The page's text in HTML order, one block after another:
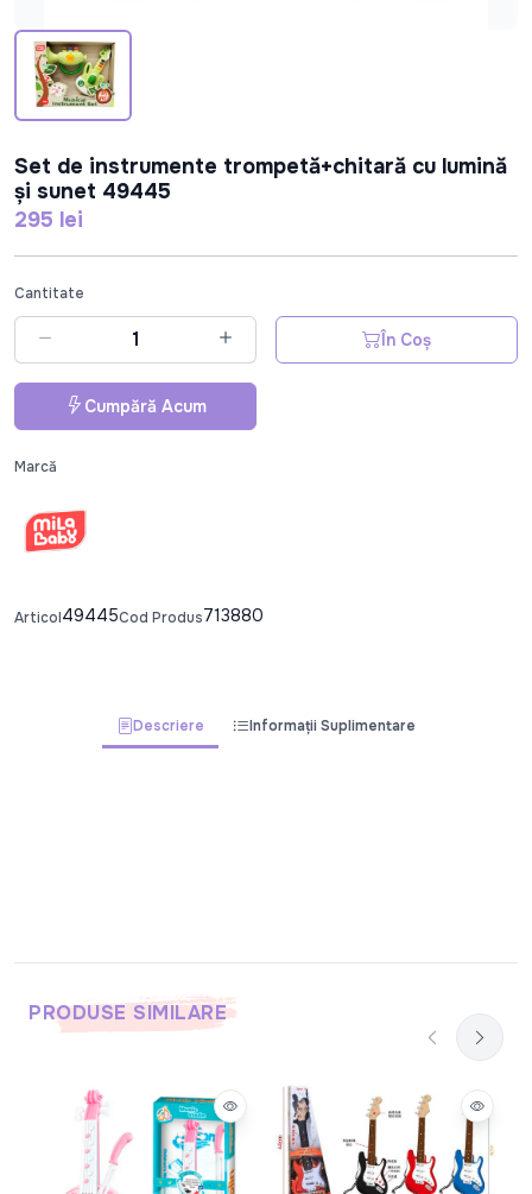
Set de instrumente trompetă+chitară cu lumină
și sunet 49445
295 lei
Cantitate
În Coș
Cumpără Acum
Marcă
Articol49445Cod Produs713880
Descriere Informații Suplimentare
PRODUSE SIMILARE